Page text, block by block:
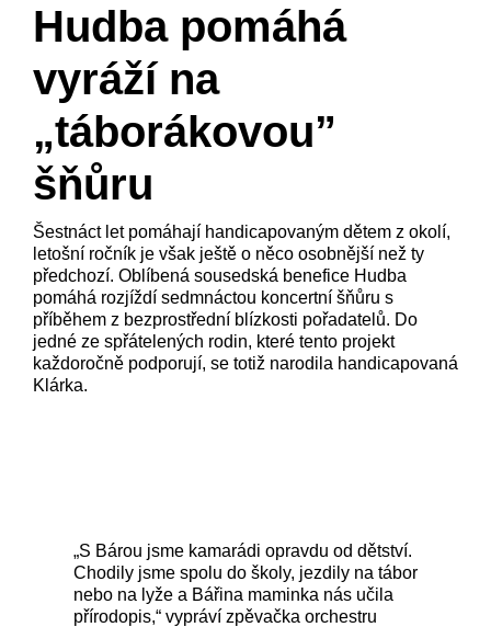
Hudba pomáhá
vyráží na
„táborákovou”
šňůru
Šestnáct let pomáhají handicapovaným dětem z okolí,
letošní ročník je však ještě o něco osobnější než ty
předchozí. Oblíbená sousedská benefice Hudba
pomáhá rozjíždí sedmnáctou koncertní šňůru s
příběhem z bezprostřední blízkosti pořadatelů. Do
jedné ze spřátelených rodin, které tento projekt
každoročně podporují, se totiž narodila handicapovaná
Klárka.
„S Bárou jsme kamarádi opravdu od dětství.
Chodily jsme spolu do školy, jezdily na tábor
nebo na lyže a Bářina maminka nás učila
přírodopis,“ vypráví zpěvačka orchestru